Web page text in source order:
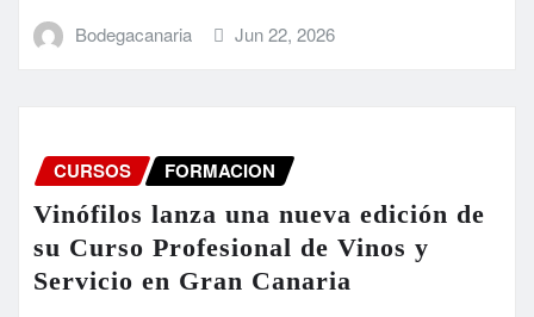
Bodegacanaria Jun 22, 2026
CURSOS FORMACION
Vinófilos lanza una nueva edición de
su Curso Profesional de Vinos y
Servicio en Gran Canaria